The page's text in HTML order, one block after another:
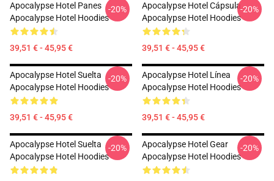
Apocalypse Hotel Panes
Apocalypse Hotel Hoodies
39,51 € - 45,95 €
-20%
Apocalypse Hotel Cápsula
Apocalypse Hotel Hoodies
39,51 € - 45,95 €
-20%
Apocalypse Hotel Suelta
Apocalypse Hotel Hoodies
39,51 € - 45,95 €
-20%
Apocalypse Hotel Línea
Apocalypse Hotel Hoodies
39,51 € - 45,95 €
-20%
Apocalypse Hotel Suelta
Apocalypse Hotel Hoodies
-20%
Apocalypse Hotel Gear
Apocalypse Hotel Hoodies
-20%